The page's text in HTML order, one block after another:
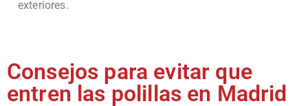
exteriores.
Consejos para evitar que
entren las polillas en Madrid